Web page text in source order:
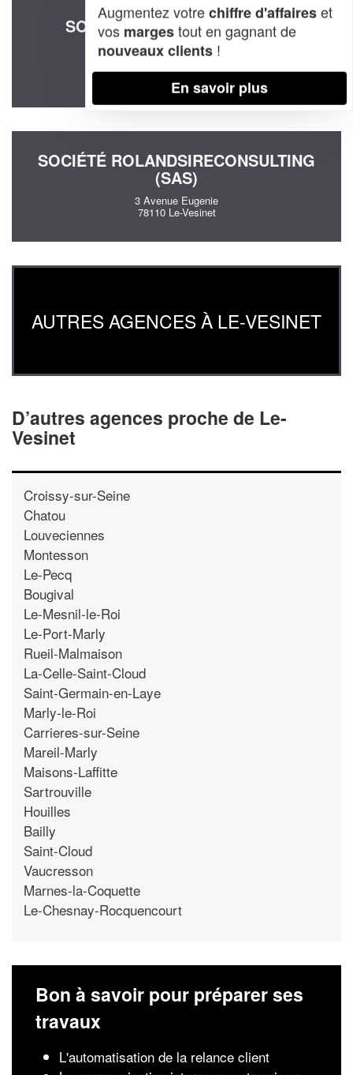
SOCIÉTÉ XPERTISE FINANCE
STRATEGIE (SAS)
SOCIÉTÉ ROLANDSIRECONSULTING
(SAS)
3 Avenue Eugenie
78110 Le-Vesinet
AUTRES AGENCES À LE-VESINET
D’autres agences proche de Le-
Vesinet
Croissy-sur-Seine
Chatou
Louveciennes
Montesson
Le-Pecq
Bougival
Le-Mesnil-le-Roi
Le-Port-Marly
Rueil-Malmaison
La-Celle-Saint-Cloud
Saint-Germain-en-Laye
Marly-le-Roi
Carrieres-sur-Seine
Mareil-Marly
Maisons-Laffitte
Sartrouville
Houilles
Bailly
Saint-Cloud
Vaucresson
Marnes-la-Coquette
Le-Chesnay-Rocquencourt
Bon à savoir pour préparer ses
travaux
L'automatisation de la relance client
Augmentez votrechiffre d'affaireset
vos margestout en gagnant de
nouveaux clients !
En savoir plus